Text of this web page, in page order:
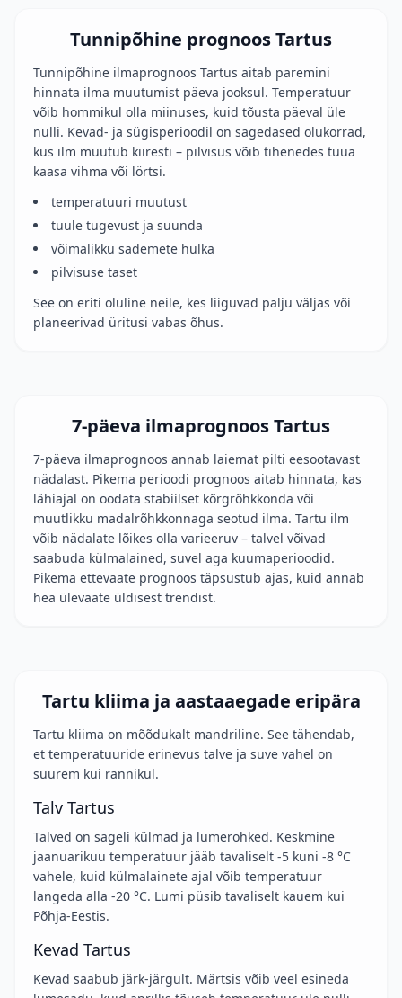
Tunnipõhine prognoos Tartus
Tunnipõhine ilmaprognoos Tartus aitab paremini
hinnata ilma muutumist päeva jooksul. Temperatuur
võib hommikul olla miinuses, kuid tõusta päeval üle
nulli. Kevad- ja sügisperioodil on sagedased olukorrad,
kus ilm muutub kiiresti – pilvisus võib tihenedes tuua
kaasa vihma või lörtsi.
temperatuuri muutust
tuule tugevust ja suunda
võimalikku sademete hulka
pilvisuse taset
See on eriti oluline neile, kes liiguvad palju väljas või
planeerivad üritusi vabas õhus.
7-päeva ilmaprognoos Tartus
7-päeva ilmaprognoos annab laiemat pilti eesootavast
nädalast. Pikema perioodi prognoos aitab hinnata, kas
lähiajal on oodata stabiilset kõrgrõhkkonda või
muutlikku madalrõhkkonnaga seotud ilma. Tartu ilm
võib nädalate lõikes olla varieeruv – talvel võivad
saabuda külmalained, suvel aga kuumaperioodid.
Pikema ettevaate prognoos täpsustub ajas, kuid annab
hea ülevaate üldisest trendist.
Tartu kliima ja aastaaegade eripära
Tartu kliima on mõõdukalt mandriline. See tähendab,
et temperatuuride erinevus talve ja suve vahel on
suurem kui rannikul.
Talv Tartus
Talved on sageli külmad ja lumerohked. Keskmine
jaanuarikuu temperatuur jääb tavaliselt -5 kuni -8 °C
vahele, kuid külmalainete ajal võib temperatuur
langeda alla -20 °C. Lumi püsib tavaliselt kauem kui
Põhja-Eestis.
Kevad Tartus
Kevad saabub järk-järgult. Märtsis võib veel esineda